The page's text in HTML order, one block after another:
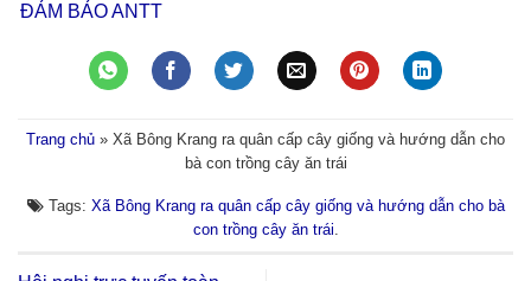
ĐẢM BẢO ANTT
Trang chủ » Xã Bông Krang ra quân cấp cây giống và hướng dẫn cho
bà con trồng cây ăn trái
Tags: Xã Bông Krang ra quân cấp cây giống và hướng dẫn cho bà
con trồng cây ăn trái.